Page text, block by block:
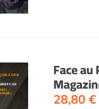
Face au
28,80€